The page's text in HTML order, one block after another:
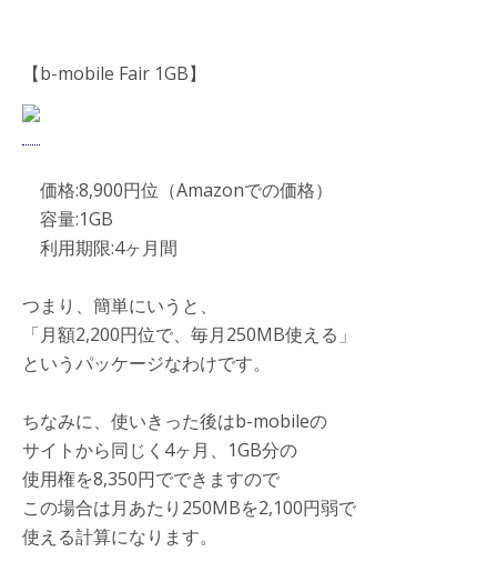
【b-mobile Fair 1GB】
価格:8,900円位（Amazonでの価格）
容量:1GB
利用期限:4ヶ月間
つまり、簡単にいうと、
「月額2,200円位で、毎月250MB使える」
というパッケージなわけです。
ちなみに、使いきった後はb-mobileの
サイトから同じく4ヶ月、1GB分の
使用権を8,350円でできますので
この場合は月あたり250MBを2,100円弱で
使える計算になります。